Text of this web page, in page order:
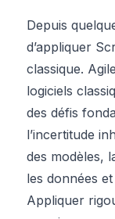
Depuis
d’appliquer
classique.
logiciels
des défis
l’incertitude
des modèles,
les données
Appliquer